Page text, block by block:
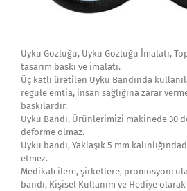
Uyku Gözlüğü, Uyku Gözlüğü İmalatı,
tasarım baskı ve imalatı.
Üç katlı üretilen Uyku Bandında
regule emtia, insan sağlığına zarar
baskılardır.
Uyku Bandı, Ürünlerimizi makinede 30
deforme olmaz.
Uyku bandı, Yaklaşık 5 mm
etmez.
Medikalcilere, şirketlere,
bandı, Kişisel Kullanım ve Hediye